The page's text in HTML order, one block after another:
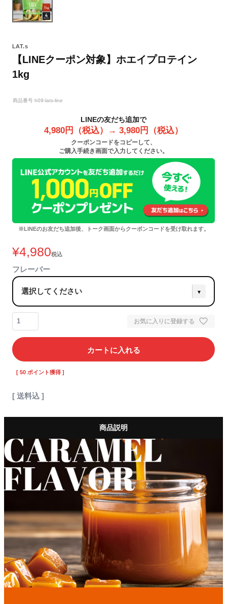
LAT.s
【LINEクーポン対象】ホエイプロテイン
1kg
商品番号 h09-lats-line
LINEの友だち追加で
4,980円（税込）→ 3,980円（税込）
クーポンコードをコピーして、
ご購入手続き画面で入力してください。
※LINEのお友だち追加後、トーク画面からクーポンコードを受け取れます。
¥4,980税込
フレーバー
お気に入りに登録する
カートに入れる
[ 50 ポイント獲得 ]
送料込
商品説明